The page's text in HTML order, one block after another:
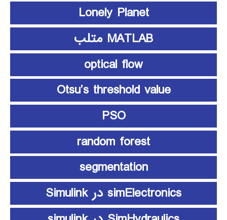
Lonely Planet
MATLAB متلب
optical flow
Otsu’s threshold value
PSO
random forest
segmentation
simElectronics در Simulink